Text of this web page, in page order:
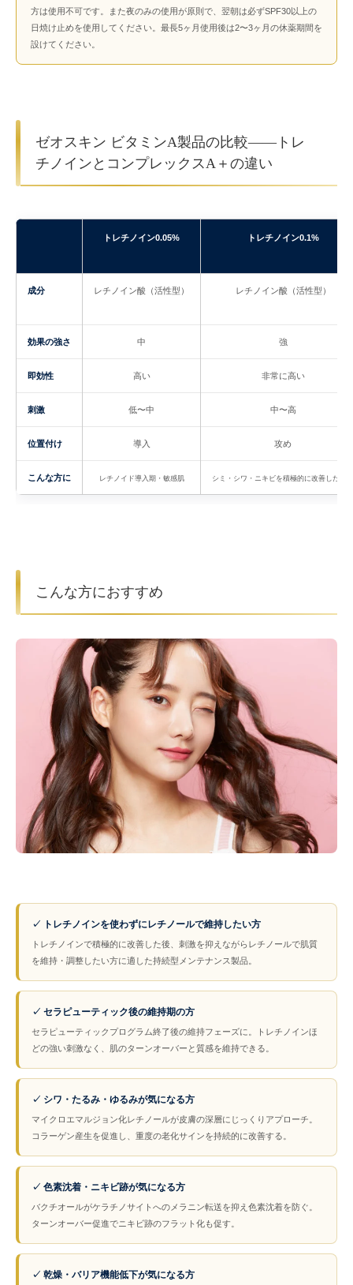
方は使用不可です。また夜のみの使用が原則で、翌朝は必ずSPF30以上の
日焼け止めを使用してください。最長5ヶ月使用後は2〜3ヶ月の休薬期間を
設けてください。
ゼオスキン ビタミンA製品の比較——トレ
チノインとコンプレックスA＋の違い
トレチノイン0.05% トレチノイン0.1%
成分 レチノイン酸（活性型） レチノイン酸（活性型）
効果の強さ 中 強
即効性 高い 非常に高い
刺激 低〜中 中〜高
位置付け 導入 攻め
こんな方に レチノイド導入期・敏感肌 シミ・シワ・ニキビを積極的に改善したい方
こんな方におすすめ
✓ トレチノインを使わずにレチノールで維持したい方
トレチノインで積極的に改善した後、刺激を抑えながらレチノールで肌質
を維持・調整したい方に適した持続型メンテナンス製品。
✓ セラピューティック後の維持期の方
セラピューティックプログラム終了後の維持フェーズに。トレチノインほ
どの強い刺激なく、肌のターンオーバーと質感を維持できる。
✓ シワ・たるみ・ゆるみが気になる方
マイクロエマルジョン化レチノールが皮膚の深層にじっくりアプローチ。
コラーゲン産生を促進し、重度の老化サインを持続的に改善する。
✓ 色素沈着・ニキビ跡が気になる方
バクチオールがケラチノサイトへのメラニン転送を抑え色素沈着を防ぐ。
ターンオーバー促進でニキビ跡のフラット化も促す。
✓ 乾燥・バリア機能低下が気になる方